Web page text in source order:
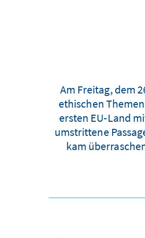
Am Freitag, dem
ethischen
ersten EU-Land
umstrittene
kam